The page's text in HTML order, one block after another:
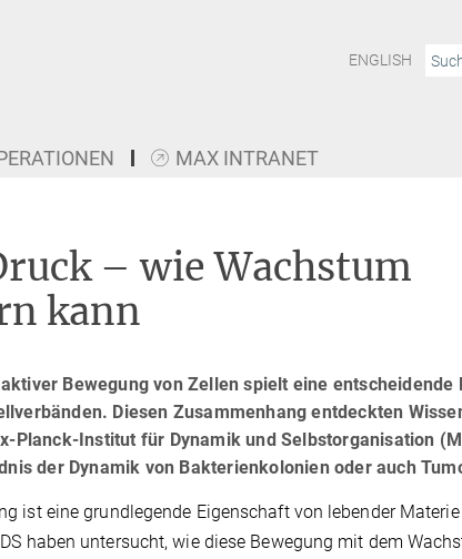
ENGLISH
MAX INTRANET
– wie Wachstum
kann
Bewegung von Zellen spielt eine entscheidende
Diesen Zusammenhang entdeckten
Planck-Institut für Dynamik und Selbstorganisation
der Dynamik von Bakterienkolonien oder auch
ist eine grundlegende Eigenschaft von lebender
haben untersucht, wie diese Bewegung mit dem